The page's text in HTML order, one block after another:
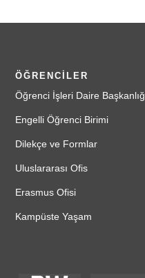
ÖĞRENCİLER
Öğrenci İşleri Daire
Engelli Öğrenci Birimi
Dilekçe ve Formlar
Uluslararası Ofis
Erasmus Ofisi
Kampüste Yaşam